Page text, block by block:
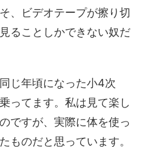
、ビデオテープが擦り切
ることしかできない奴だ
じ年頃になった小4次
ってます。私は見て楽し
ですが、実際に体を使っ
ものだと思っています。